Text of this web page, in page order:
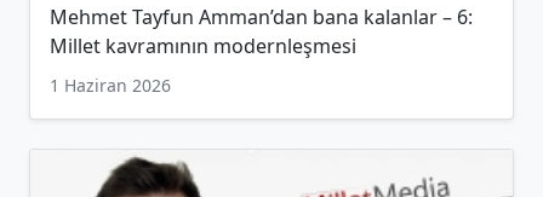
Mehmet Tayfun Amman’dan bana kalanlar – 6:
Millet kavramının modernleşmesi
1 Haziran 2026